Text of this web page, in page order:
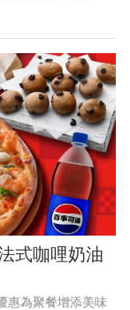
山林、美麗溪谷
式咖哩奶油
惠為聚餐增添美味